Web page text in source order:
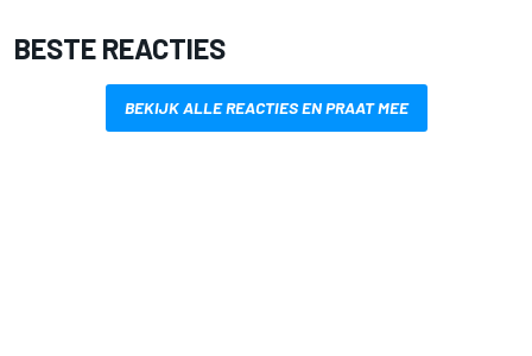
BESTE REACTIES
BEKIJK ALLE REACTIES EN PRAAT MEE